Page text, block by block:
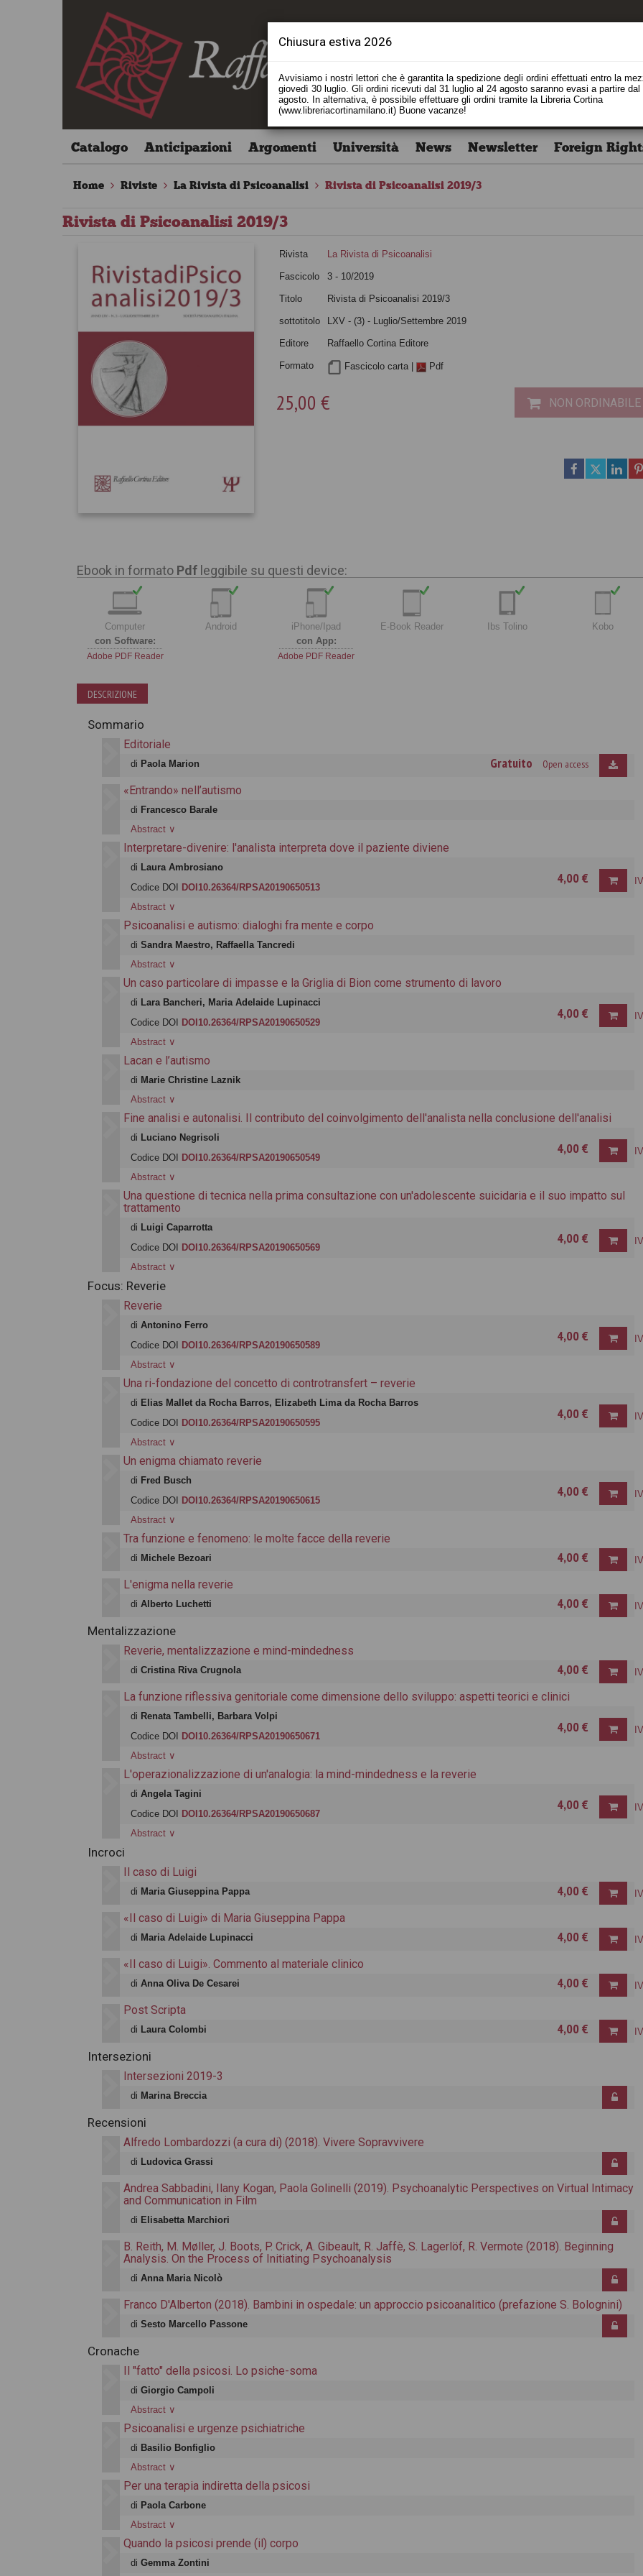
Catalogo Anticipazioni Argomenti Università News Newsletter Foreign
Home Riviste La Rivista di Psicoanalisi Rivista di Psicoanalisi 2019/3
Rivista di Psicoanalisi 2019/3
Rivista La Rivista di Psicoanalisi
Fascicolo 3 - 10/2019
Titolo Rivista di Psicoanalisi 2019/3
sottotitolo LXV - (3) - Luglio/Settembre 2019
Editore Raffaello Cortina Editore
Formato Fascicolo carta | Pdf
25,00 € NON ORDINABILE
Ebook in formato Pdf leggibile su questi device:
Computer
con Software:
Adobe PDF Reader
Android
iPhone/Ipad
con App:
Adobe PDF Reader
E-Book Reader Ibs Tolino Kobo
DESCRIZIONE
Sommario
Editoriale
di Paola Marion Gratuito Open access
«Entrando» nell’autismo
di Francesco Barale
Abstract ∨
Interpretare-divenire: l'analista interpreta dove il paziente diviene
di Laura Ambrosiano
Codice DOI
DOI10.26364/RPSA20190650513
4,00 €
Abstract ∨
Psicoanalisi e autismo: dialoghi fra mente e corpo
di Sandra Maestro, Raffaella Tancredi
Abstract ∨
Un caso particolare di impasse e la Griglia di Bion come strumento di lavoro
di Lara Bancheri, Maria Adelaide Lupinacci
Codice DOI
DOI10.26364/RPSA20190650529
4,00 €
Abstract ∨
Lacan e l’autismo
di Marie Christine Laznik
Abstract ∨
Fine analisi e autonalisi. Il contributo del coinvolgimento dell'analista nella conclusione dell'analisi
di Luciano Negrisoli
Codice DOI
DOI10.26364/RPSA20190650549
4,00 €
Abstract ∨
Una questione di tecnica nella prima consultazione con un'adolescente suicidaria e il suo impatto sul
trattamento
di Luigi Caparrotta
Codice DOI
DOI10.26364/RPSA20190650569
4,00 €
Abstract ∨
Focus: Reverie
Reverie
di Antonino Ferro
Codice DOI
DOI10.26364/RPSA20190650589
4,00 €
Abstract ∨
Una ri-fondazione del concetto di controtransfert – reverie
di Elias Mallet da Rocha Barros, Elizabeth Lima da Rocha Barros
Codice DOI
DOI10.26364/RPSA20190650595
4,00 €
Abstract ∨
Un enigma chiamato reverie
di Fred Busch
Codice DOI
DOI10.26364/RPSA20190650615
4,00 €
Abstract ∨
Tra funzione e fenomeno: le molte facce della reverie
di Michele Bezoari 4,00 €
L'enigma nella reverie
di Alberto Luchetti 4,00 €
Mentalizzazione
Reverie, mentalizzazione e mind-mindedness
di Cristina Riva Crugnola 4,00 €
La funzione riflessiva genitoriale come dimensione dello sviluppo: aspetti teorici e clinici
di Renata Tambelli, Barbara Volpi
Codice DOI
DOI10.26364/RPSA20190650671
4,00 €
Abstract ∨
L'operazionalizzazione di un'analogia: la mind-mindedness e la reverie
di Angela Tagini
Codice DOI
DOI10.26364/RPSA20190650687
4,00 €
Abstract ∨
Incroci
Il caso di Luigi
di Maria Giuseppina Pappa 4,00 €
«Il caso di Luigi» di Maria Giuseppina Pappa
di Maria Adelaide Lupinacci 4,00 €
«Il caso di Luigi». Commento al materiale clinico
di Anna Oliva De Cesarei 4,00 €
Post Scripta
di Laura Colombi 4,00 €
Intersezioni
Intersezioni 2019-3
di Marina Breccia
Recensioni
Alfredo Lombardozzi (a cura di) (2018). Vivere Sopravvivere
di Ludovica Grassi
Andrea Sabbadini, Ilany Kogan, Paola Golinelli (2019). Psychoanalytic Perspectives on Virtual Intimacy
and Communication in Film
di Elisabetta Marchiori
B. Reith, M. Møller, J. Boots, P. Crick, A. Gibeault, R. Jaffè, S. Lagerlöf, R. Vermote (2018). Beginning
Analysis. On the Process of Initiating Psychoanalysis
di Anna Maria Nicolò
Franco D'Alberton (2018). Bambini in ospedale: un approccio psicoanalitico (prefazione S. Bolognini)
di Sesto Marcello Passone
Cronache
Il "fatto" della psicosi. Lo psiche-soma
di Giorgio Campoli
Abstract ∨
Psicoanalisi e urgenze psichiatriche
di Basilio Bonfiglio
Abstract ∨
Per una terapia indiretta della psicosi
di Paola Carbone
Abstract ∨
Quando la psicosi prende (il) corpo
di Gemma Zontini
Chiusura estiva 2026
Avvisiamo i nostri lettori che è garantita la spedizione degli ordini effettuati entro la
giovedì 30 luglio. Gli ordini ricevuti dal 31 luglio al 24 agosto saranno evasi a partire dal
agosto. In alternativa, è possibile effettuare gli ordini tramite la Libreria Cortina
(www.libreriacortinamilano.it) Buone vacanze!